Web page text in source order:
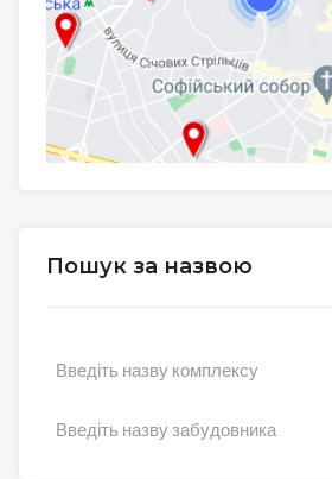
Пошук за назвою
Введіть назву комплексу
Введіть назву забудовника